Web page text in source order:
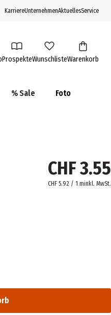
KarriereUnternehmenAktuellesService
ProspekteWunschlisteWarenkorb
% Sale Foto
CHF 3.55
CHF 5.92 / 1 minkl. MwSt.